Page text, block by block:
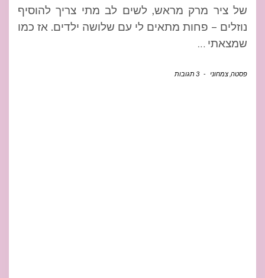
של ציר מרק מראש, לשים לב מתי צריך להוסיף
נוזלים – פחות מתאים לי עם שלושה ילדים. אז כמו
שמצאתי …
פסטה צמחוני - 3 תגובות